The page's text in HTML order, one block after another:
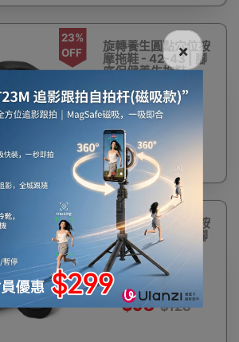
23%
OFF
旋轉養生圓點穴位按
摩拖鞋 - 42-43 | 腳
底保健養生拖鞋
$98
23%
OFF
旋轉養生圓點穴位按
摩拖鞋 - 44-45 | 腳
底保健養生拖鞋
$98 $128
×